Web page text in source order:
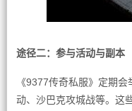
途径二：参与活动与副本
《9377传奇私服》定期
动、沙巴克攻城战等。这